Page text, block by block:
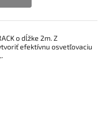
o dĺžke 2m. Z
efektívnu osvetľovaciu